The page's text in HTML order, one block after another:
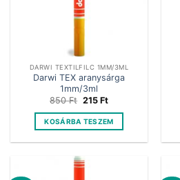
DARWI TEXTILFILC 1MM/3ML
Darwi TEX aranysárga
1mm/3ml
850Ft Original
was:
850 Ft.
215 FtCurrent
is:
215 Ft.
KOSÁRBA TESZEM